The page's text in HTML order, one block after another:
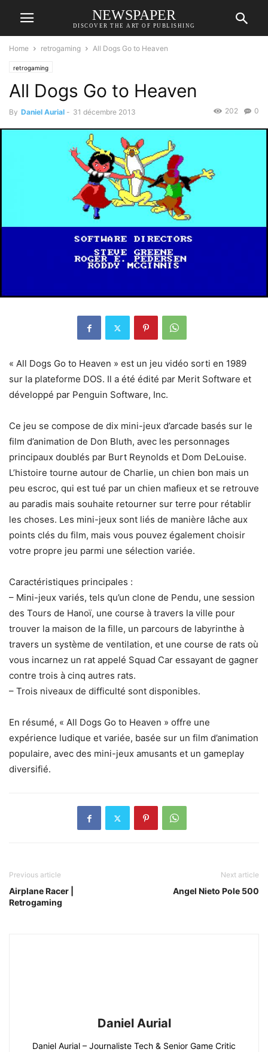
NEWSPAPER
DISCOVER THE ART OF PUBLISHING
Home retrogaming All Dogs Go to Heaven
retrogaming
All Dogs Go to Heaven
By Daniel Aurial - 31 décembre 2013 0
202
« All Dogs Go to Heaven » est un jeu vidéo sorti en 1989
sur la plateforme DOS. Il a été édité par Merit Software et
développé par Penguin Software, Inc.
Ce jeu se compose de dix mini-jeux d’arcade basés sur le
film d’animation de Don Bluth, avec les personnages
principaux doublés par Burt Reynolds et Dom DeLouise.
L’histoire tourne autour de Charlie, un chien bon mais un
peu escroc, qui est tué par un chien mafieux et se retrouve
au paradis mais souhaite retourner sur terre pour rétablir
les choses. Les mini-jeux sont liés de manière lâche aux
points clés du film, mais vous pouvez également choisir
votre propre jeu parmi une sélection variée.
Caractéristiques principales :
– Mini-jeux variés, tels qu’un clone de Pendu, une session
des Tours de Hanoï, une course à travers la ville pour
trouver la maison de la fille, un parcours de labyrinthe à
travers un système de ventilation, et une course de rats où
vous incarnez un rat appelé Squad Car essayant de gagner
contre trois à cinq autres rats.
– Trois niveaux de difficulté sont disponibles.
En résumé, « All Dogs Go to Heaven » offre une
expérience ludique et variée, basée sur un film d’animation
populaire, avec des mini-jeux amusants et un gameplay
diversifié.
Previous article
Airplane Racer |
Retrogaming
Next article
Angel Nieto Pole 500
Daniel Aurial
Daniel Aurial – Journaliste Tech & Senior Game Critic